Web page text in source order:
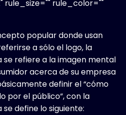
rule_size="" rule_color=""
popular donde usan
a sólo el logo, la
refiere a la imagen mental
acerca de su empresa
definir el “cómo
por el público”, con la
define lo siguiente: